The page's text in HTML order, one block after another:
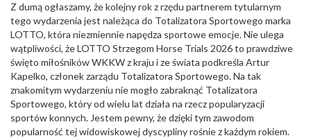
Z dumą ogłaszamy, że kolejny rok z rzędu partnerem tytularnym
tego wydarzenia jest należąca do Totalizatora Sportowego marka
LOTTO, która niezmiennie napędza sportowe emocje. Nie ulega
wątpliwości, że LOTTO Strzegom Horse Trials 2026 to prawdziwe
święto miłośników WKKW z kraju i ze świata podkreśla Artur
Kapelko, członek zarządu Totalizatora Sportowego. Na tak
znakomitym wydarzeniu nie mogło zabraknąć Totalizatora
Sportowego, który od wielu lat działa na rzecz popularyzacji
sportów konnych. Jestem pewny, że dzięki tym zawodom
popularność tej widowiskowej dyscypliny rośnie z każdym rokiem.